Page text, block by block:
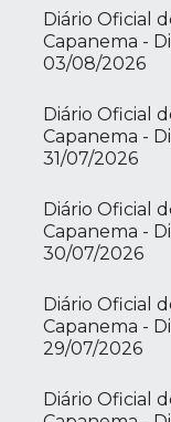
Diário Oficial
Capanema -
03/08/2026
Diário Oficial
Capanema -
31/07/2026
Diário Oficial
Capanema -
30/07/2026
Diário Oficial
Capanema -
29/07/2026
Diário Oficial